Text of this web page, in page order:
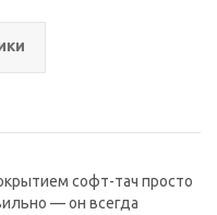
софт-тач просто
— он всегда